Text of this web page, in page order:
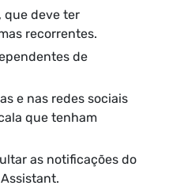
que deve ter
recorrentes.
de
e nas redes sociais
que tenham
as notificações do